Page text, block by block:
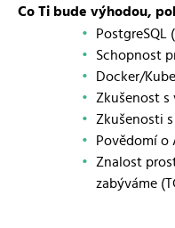
Co Ti bude výhodou,
PostgreSQL
Schopnost
Docker/
Zkušenost s
Zkušenosti
Povědomí o
Znalost
zabýváme